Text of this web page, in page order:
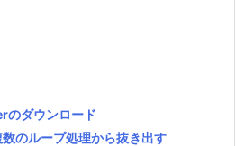
ダウンロード
のループ処理から抜き出す